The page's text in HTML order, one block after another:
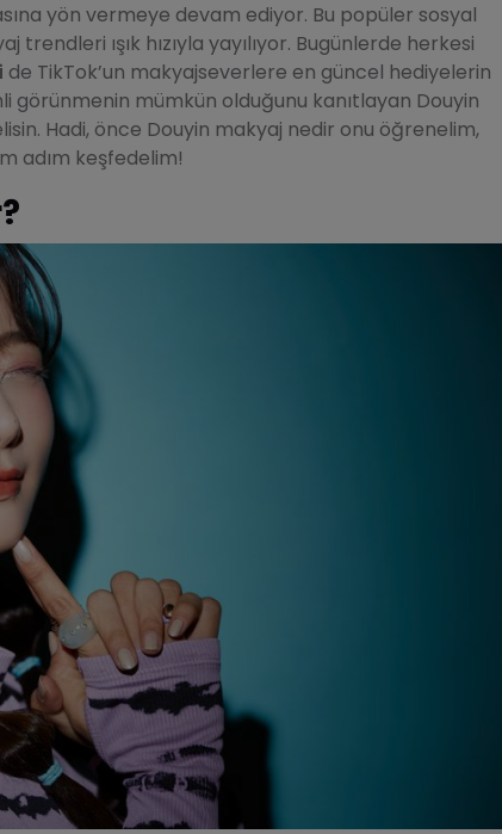
yön vermeye devam ediyor. Bu popüler sosyal
trendleri ışık hızıyla yayılıyor. Bugünlerde herkesi
de TikTok’un makyajseverlere en güncel hediyelerin
görünmenin mümkün olduğunu kanıtlayan Douyin
Hadi, önce Douyin makyaj nedir onu öğrenelim,
adım keşfedelim!